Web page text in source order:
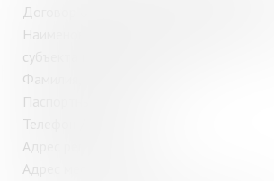
Договор библиотечного обслуживания:
Наименование оператора, получающего
субъекта персональных данных;
Фамилия, имя, отчество
Паспортные данные
Телефон /
Адрес регистрации
Адрес места жительства